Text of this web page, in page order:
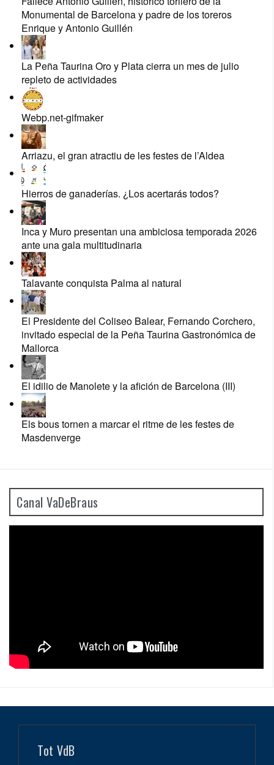
Monumental de Barcelona y padre de los toreros
Enrique y Antonio Guillén
La Peña Taurina Oro y Plata cierra un mes de julio
repleto de actividades
Webp.net-gifmaker
Arriazu, el gran atractiu de les festes de l’Aldea
Hierros de ganaderías. ¿Los acertarás todos?
Inca y Muro presentan una ambiciosa temporada 2026
ante una gala multitudinaria
Talavante conquista Palma al natural
El Presidente del Coliseo Balear, Fernando Corchero,
invitado especial de la Peña Taurina Gastronómica de
Mallorca
El idilio de Manolete y la afición de Barcelona (III)
Els bous tornen a marcar el ritme de les festes de
Masdenverge
Canal VaDeBraus
Tot VdB